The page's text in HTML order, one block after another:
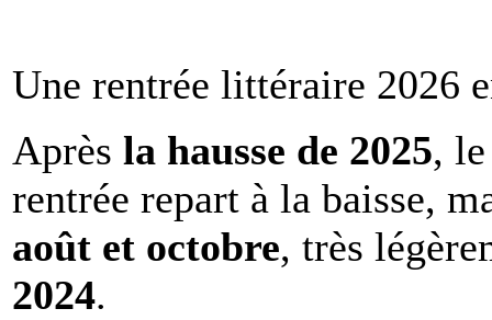
Une rentrée littéraire 2026
Après la hausse de 2025,
rentrée repart à la baisse,
août et octobre, très
2024.